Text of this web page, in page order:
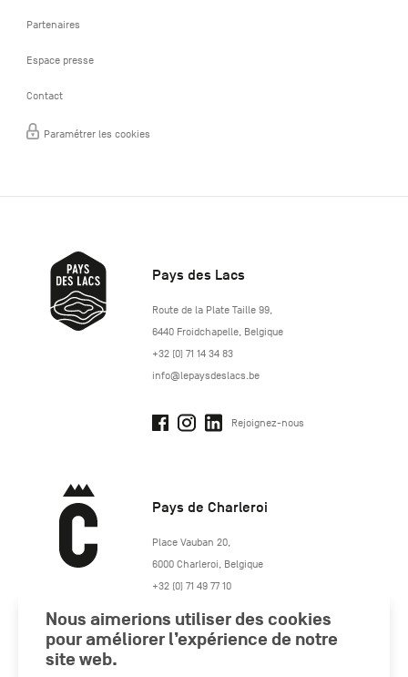
Partenaires
Espace presse
Contact
Paramétrer les cookies
Pays des Lacs
http://www.lepaysdeslacs.be/
Route de la Plate Taille 99,
6440 Froidchapelle, Belgique
+32 (0) 71 14 34 83
info@lepaysdeslacs.be
Rejoignez-nous
Pays de Charleroi
https://www.paysdecharleroi.be/
Place Vauban 20,
6000 Charleroi, Belgique
+32 (0) 71 49 77 10
Nous aimerions utiliser des cookies
pour améliorer l’expérience de notre
site web.